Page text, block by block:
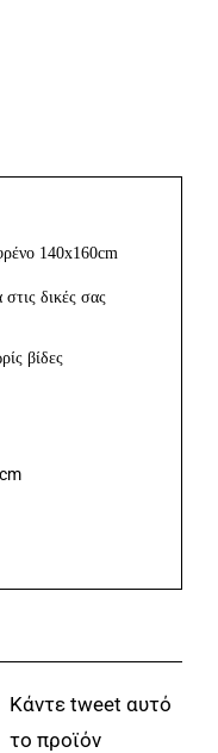
140x160cm
δικές σας
βίδες
Κάντε tweet αυτό
το προϊόν